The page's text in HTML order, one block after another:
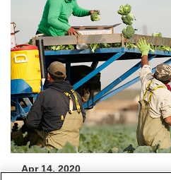
Apr 14, 2020